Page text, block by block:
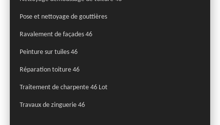
Pose et nettoyage de gouttières
Ravalement de façades 46
Peinture sur tuiles 46
Réparation toiture 46
Traitement de charpente 46 Lot
Travaux de zinguerie 46